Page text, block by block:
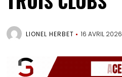
LIONEL HERBET 16 AVRIL 2026